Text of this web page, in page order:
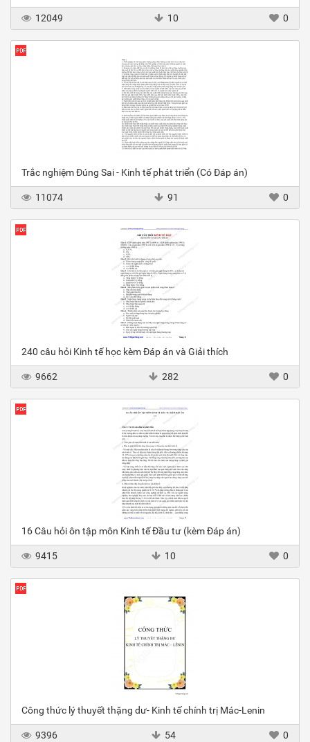
12049 10 0
Trắc nghiệm Đúng Sai - Kinh tế phát triển (Có Đáp án)
11074 91 0
240 câu hỏi Kinh tế học kèm Đáp án và Giải thích
9662 282 0
16 Câu hỏi ôn tập môn Kinh tế Đầu tư (kèm Đáp án)
9415 10 0
Công thức lý thuyết thặng dư- Kinh tế chính trị Mác-Lenin
9396 54 0